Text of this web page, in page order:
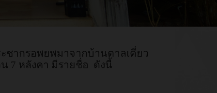
กรอพยพมาจากบ้านตาลเดี่ยว
7 หลังคา มีรายชื่อ ดังนี้